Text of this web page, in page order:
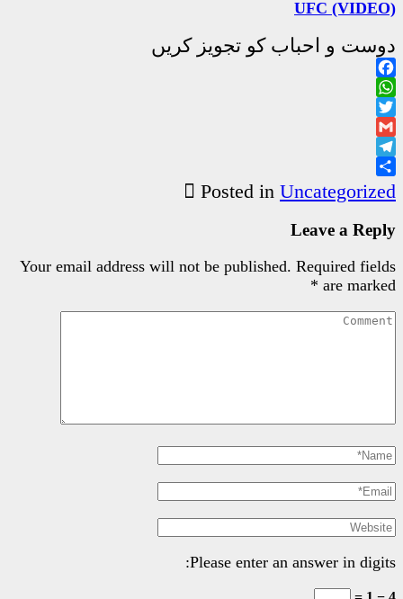
کریں
Your email address will not be
Please